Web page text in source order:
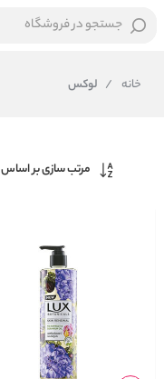
جستجو در فروشگاه
خانه / لوکس
مرتب سازی بر اساس